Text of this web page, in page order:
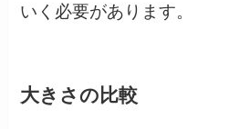
いく必要があります。
大きさの比較